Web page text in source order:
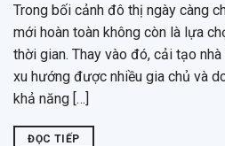
Trong bối cảnh đô thị ngày càng
mới hoàn toàn không còn là lựa
thời gian. Thay vào đó, cải tạo
xu hướng được nhiều gia chủ và
khả năng […]
ĐỌC TIẾP